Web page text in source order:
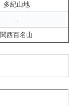
多紀山地
–
関西百名山